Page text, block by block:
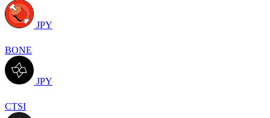
JPY
BONE
JPY
CTSI